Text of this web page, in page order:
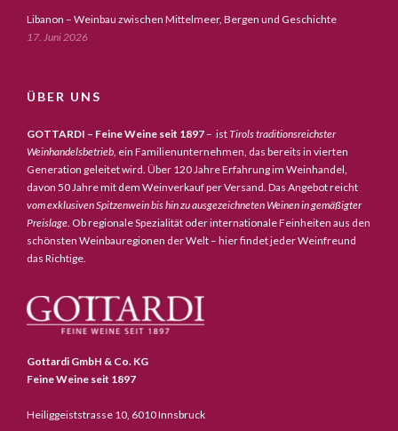
Libanon – Weinbau zwischen Mittelmeer, Bergen und Geschichte
17. Juni 2026
ÜBER UNS
GOTTARDI – Feine Weine seit 1897 – istTirols traditionsreichster
Weinhandelsbetrieb, ein Familienunternehmen, das bereits in vierten
Generation geleitet wird. Über 120 Jahre Erfahrung im Weinhandel,
davon 50 Jahre mit dem Weinverkauf per Versand. Das Angebot reicht
vom exklusiven Spitzenwein bis hin zu ausgezeichneten Weinen in gemäßigter
Preislage . Ob regionale Spezialität oder internationale Feinheiten aus den
schönsten Weinbauregionen der Welt – hier findet jeder Weinfreund
das Richtige.
Gottardi GmbH & Co. KG
Feine Weine seit 1897
Heiliggeiststrasse 10, 6010 Innsbruck